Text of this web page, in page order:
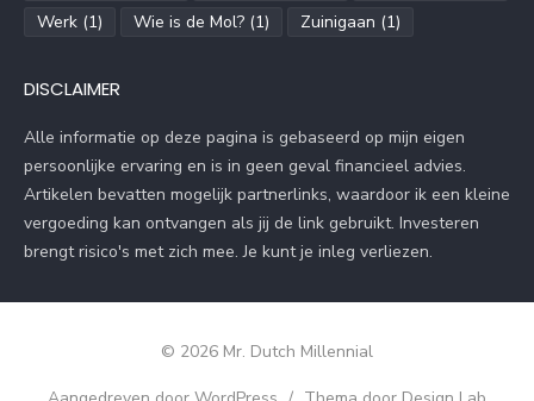
Werk (1) Wie is de Mol? (1) Zuinigaan (1)
DISCLAIMER
Alle informatie op deze pagina is gebaseerd op mijn eigen
persoonlijke ervaring en is in geen geval financieel advies.
Artikelen bevatten mogelijk partnerlinks, waardoor ik een kleine
vergoeding kan ontvangen als jij de link gebruikt. Investeren
brengt risico's met zich mee. Je kunt je inleg verliezen.
© 2026 Mr. Dutch Millennial